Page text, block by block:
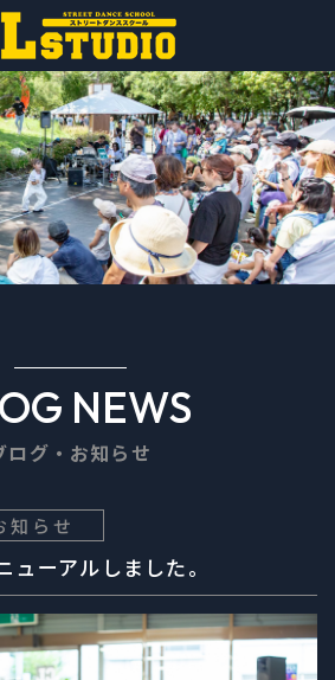
NEWS
ログ・お知らせ
知らせ
ューアルしました。